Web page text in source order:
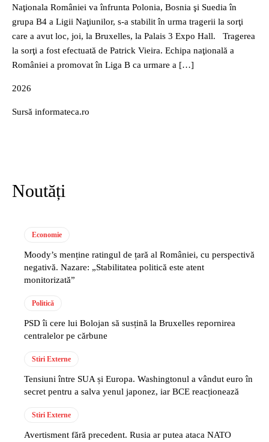
Naţionala României va înfrunta Polonia, Bosnia şi Suedia în
grupa B4 a Ligii Naţiunilor, s-a stabilit în urma tragerii la sorţi
care a avut loc, joi, la Bruxelles, la Palais 3 Expo Hall. Tragerea
la sorţi a fost efectuată de Patrick Vieira. Echipa naţională a
României a promovat în Liga B ca urmare a […]
2026
Sursă informateca.ro
Noutăți
Economie
Moody’s menține ratingul de țară al României, cu perspectivă
negativă. Nazare: „Stabilitatea politică este atent
monitorizată”
Politică
PSD îi cere lui Bolojan să susțină la Bruxelles repornirea
centralelor pe cărbune
Stiri Externe
Tensiuni între SUA și Europa. Washingtonul a vândut euro în
secret pentru a salva yenul japonez, iar BCE reacționează
Stiri Externe
Avertisment fără precedent. Rusia ar putea ataca NATO